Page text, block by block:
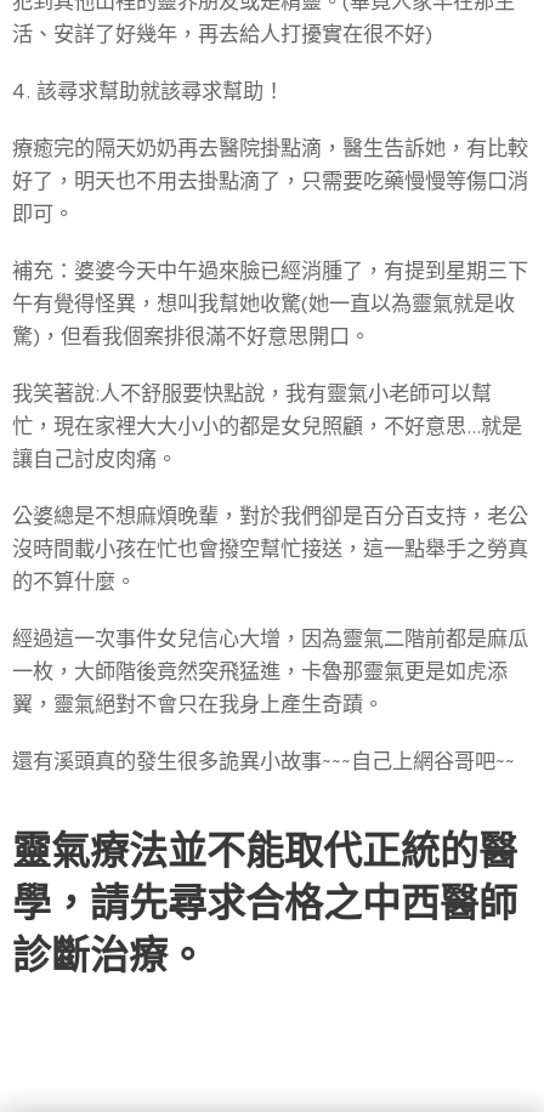
活、安詳了好幾年，再去給人打擾實在很不好)
4. 該尋求幫助就該尋求幫助！
療癒完的隔天奶奶再去醫院掛點滴，醫生告訴她，有比較
好了，明天也不用去掛點滴了，只需要吃藥慢慢等傷口消
即可。
補充：婆婆今天中午過來臉已經消腫了，有提到星期三下
午有覺得怪異，想叫我幫她收驚(她一直以為靈氣就是收
驚)，但看我個案排很滿不好意思開口。
我笑著說:人不舒服要快點說，我有靈氣小老師可以幫
忙，現在家裡大大小小的都是女兒照顧，不好意思...就是
讓自己討皮肉痛。
公婆總是不想麻煩晚輩，對於我們卻是百分百支持，老公
沒時間載小孩在忙也會撥空幫忙接送，這一點舉手之勞真
的不算什麼。
經過這一次事件女兒信心大增，因為靈氣二階前都是麻瓜
一枚，大師階後竟然突飛猛進，卡魯那靈氣更是如虎添
翼，靈氣絕對不會只在我身上產生奇蹟。
還有溪頭真的發生很多詭異小故事~~~自己上網谷哥吧~~
靈氣療法並不能取代正統的醫
學，請先尋求合格之中西醫師
診斷治療。